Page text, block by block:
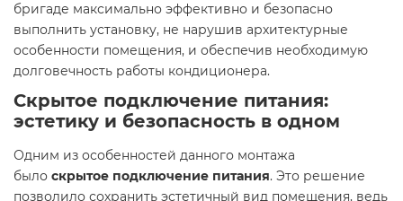
бригаде максимально эффективно и безопасно
выполнить установку, не нарушив архитектурные
особенности помещения, и обеспечив необходимую
долговечность работы кондиционера.
Скрытое подключение питания:
эстетику и безопасность в одном
Одним из особенностей данного монтажа
было скрытое подключение питания. Это решение
позволило сохранить эстетичный вид помещения, ведь